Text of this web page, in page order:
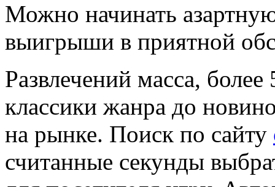
Можно начинать
выигрыши в приятной
Развлечений масса,
классики жанра до
на рынке. Поиск по сайту
считанные секунды